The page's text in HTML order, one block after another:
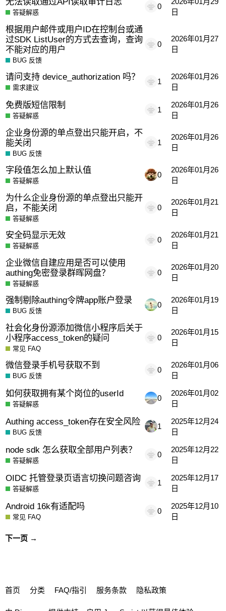
答疑解惑
0
日
根据用户邮件或用户ID在控制台或通
过SDK ListUser的方式去查询，查询
不能对应的用户
BUG 反馈
0
2026年01月27
日
请问支持 device_authorization 吗？
需求建议
1
2026年01月26
日
免费版短信限制
答疑解惑
1
2026年01月26
日
企业身份源的单点登出只能开启，不
能关闭
BUG 反馈
1
2026年01月26
日
字段值怎么加上默认值
答疑解惑
0
2026年01月26
日
为什么企业身份源的单点登出只能开
启，不能关闭
答疑解惑
0
2026年01月21
日
安全码显示无效
答疑解惑
0
2026年01月21
日
企业微信自建应用是否可以使用
authing免密登录群晖网盘？
答疑解惑
0
2026年01月20
日
强制剔除authing令牌app账户登录
BUG 反馈
0
2026年01月19
日
社会化身份源添加微信小程序后关于
小程序access_token的疑问
常见 FAQ
0
2026年01月15
日
微信登录手机号获取不到
BUG 反馈
0
2026年01月06
日
如何获取拥有某个岗位的userId
答疑解惑
0
2026年01月02
日
Authing access_token存在安全风险
BUG 反馈
1
2025年12月24
日
node sdk 怎么获取全部用户列表？
答疑解惑
0
2025年12月22
日
OIDC 托管登录页语言切换问题咨询
答疑解惑
1
2025年12月17
日
Android 16k有适配吗
常见 FAQ
0
2025年12月10
日
下一页 →
首页 分类 FAQ/指引 服务条款 隐私政策